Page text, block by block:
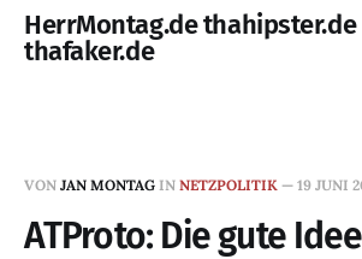
HerrMontag.de thahipster.de
thafaker.de
VON JAN MONTAG IN NETZPOLITIK — 19 JUNI
ATProto: Die gute